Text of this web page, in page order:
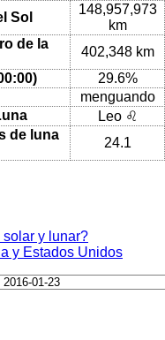
Sol
148,957,973
km
de la
402,348 km
29.6%
menguando
Leo ♌
de luna
24.1
y lunar?
y Estados Unidos
01-23